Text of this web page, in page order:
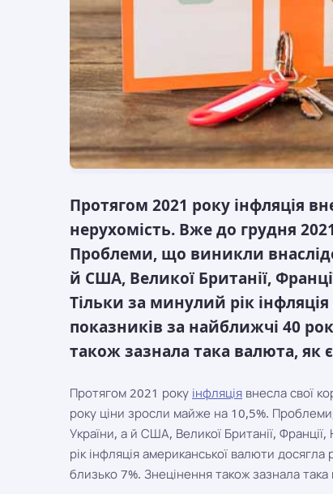
Протягом 2021 року інфляція
нерухомість. Вже до грудня
Проблеми, що виникли
й США, Великої Британії,
Тільки за минулий рік
показників за найближчі 40
також зазнала така валюта, як
Протягом 2021 року інфляція внесла свої
року ціни зросли майже на 10,5%.
України, а й США, Великої Британії,
рік інфляція американської валюти
близько 7%. Знецінення також зазнала